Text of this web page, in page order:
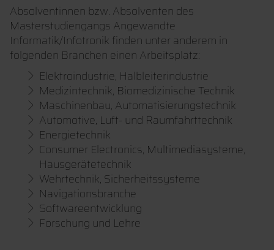
Absolventinnen bzw. Absolventen des
Masterstudiengangs Angewandte
Informatik/Infotronik finden unter anderem in
folgenden Branchen einen Arbeitsplatz:
Elektroindustrie, Halbleiterindustrie
Medizintechnik, Biomedizinische Technik
Maschinenbau, Automatisierungstechnik
Automotive, Luft- und Raumfahrttechnik
Energietechnik
Consumer Electronics, Multimediasysteme,
Hausgerätetechnik
Wehrtechnik, Sicherheitssysteme
Navigationsbranche
Softwareentwicklung
Forschung und Lehre